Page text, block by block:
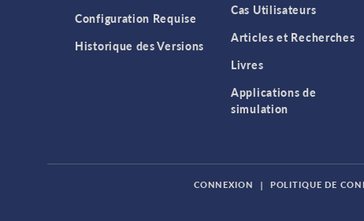
Configuration Requise
Historique des Versions
Cas Utilisateurs
Articles et Recherches
Livres
Applications de
simulation
CONNEXION | POLITIQUE DE